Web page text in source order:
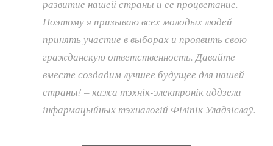
развитие нашей страны и ее процветание.
Поэтому я призываю всех молодых людей
принять участие в выборах и проявить свою
гражданскую ответственность. Давайте
вместе создадим лучшее будущее для нашей
страны! – кажа тэхнік-электронік аддзела
інфармацыйных тэхналогій Філіпік Уладзіслаў.